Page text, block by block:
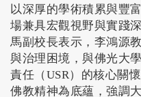
以深厚的學術積累與豐
場兼具宏觀視野與實踐
馬副校長表示，李鴻源
與治理困境，與佛光大
責任（USR）的核心關
佛教精神為底蘊，強調